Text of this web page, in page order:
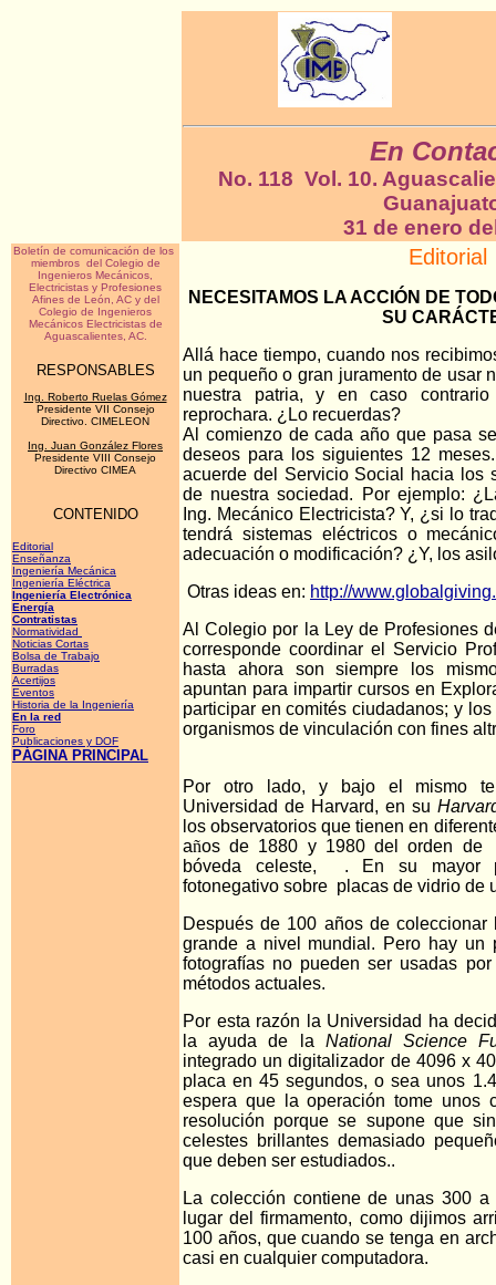
En
No. 118 Vol. 10.
31 de enero
Boletín de comunicación de los
miembros del Colegio de
Ingenieros Mecánicos,
Electricistas y Profesiones
Afines de León, AC y del
Colegio de Ingenieros
Mecánicos Electricistas de
Aguascalientes, AC.
RESPONSABLES
Ing. Roberto Ruelas Gómez
Presidente VII Consejo
Directivo. CIMELEON
Ing. Juan González Flores
Presidente VIII Consejo
Directivo CIMEA
CONTENIDO
Editorial
Enseñanza
Ingeniería Mecánica
Ingeniería Eléctrica
Ingeniería Electrónica
Energía
Contratistas
Normatividad
Noticias Cortas
Bolsa de Trabajo
Burradas
Acertijos
Eventos
Historia de la Ingeniería
En la red
Foro
Publicaciones y DOF
PÁGINA PRINCIPAL
Editorial
NECESITAMOS LA ACCIÓN DE
SU
Allá hace tiempo, cuando nos
un pequeño o gran juramento de usar
nuestra patria, y en caso
reprochara. ¿Lo recuerdas?
Al comienzo de cada año que pasa
deseos para los siguientes 12
acuerde del Servicio Social hacia los
de nuestra sociedad. Por ejemplo:
Ing. Mecánico Electricista? Y, ¿si lo
tendrá sistemas eléctricos o
adecuación o modificación? ¿Y, los
Otras ideas en: http://
Al Colegio por la Ley de Profesiones
corresponde coordinar el Servicio
hasta ahora son siempre los
apuntan para impartir cursos en
participar en comités ciudadanos; y
organismos de vinculación con fines
Por otro lado, y bajo el mismo
Universidad de Harvard, en su
los observatorios que tienen en
años de 1880 y 1980 del orden de
bóveda celeste, . En su mayor
fotonegativo sobre placas de vidrio de
Después de 100 años de
grande a nivel mundial. Pero hay un
fotografías no pueden ser usadas
métodos actuales.
Por esta razón la Universidad ha
la ayuda de la National Science
integrado un digitalizador de 4096 x
placa en 45 segundos, o sea unos
espera que la operación tome unos
resolución porque se supone que
celestes brillantes demasiado
que deben ser estudiados..
La colección contiene de unas 300
lugar del firmamento, como dijimos
100 años, que cuando se tenga en
casi en cualquier computadora.